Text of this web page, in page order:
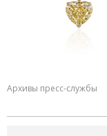
Архивы пресс-службы